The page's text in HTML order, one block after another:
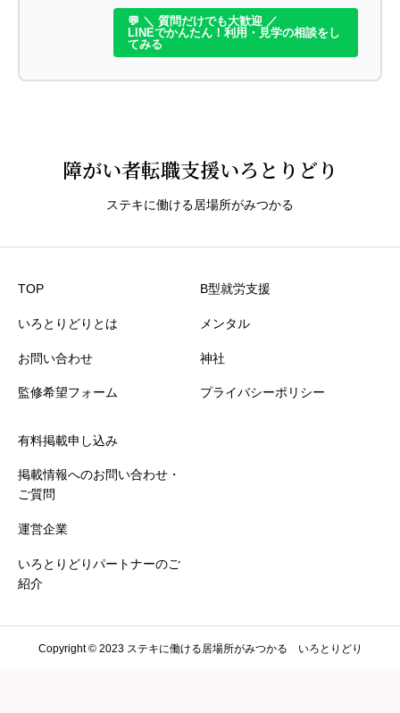
星の数をお選びください 
 
通いやすさ、アクセス
星の数をお選びください
💬 ＼ 質問だけでも大歓迎 ／
LINEでかんたん！利用・見学の相談をし
てみる
障がい者転職支援いろとりどり
ステキに働ける居場所がみつかる
TOP
いろとりどりとは
お問い合わせ
監修希望フォーム
B型就労支援
メンタル
神社
プライバシーポリシー
有料掲載申し込み
掲載情報へのお問い合わせ・
ご質問
運営企業
いろとりどりパートナーのご
紹介
Copyright © 2023 ステキに働ける居場所がみつかる いろとりどり